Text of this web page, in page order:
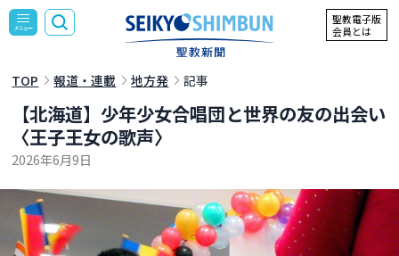
聖教電子版
会員とは
TOP 報道・連載 地方発 記事
【北海道】少年少女合唱団と世界の友の出会い
〈王子王女の歌声〉
2026年6月9日